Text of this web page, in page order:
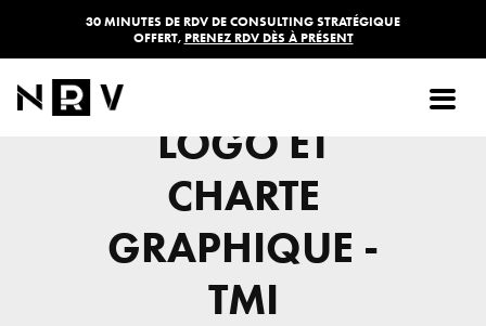
30 MINUTES DE RDV DE CONSULTING STRATÉGIQUE
OFFERT, PRENEZ RDV DÈS À PRÉSENT
LOGO ET
CHARTE
GRAPHIQUE -
TMI